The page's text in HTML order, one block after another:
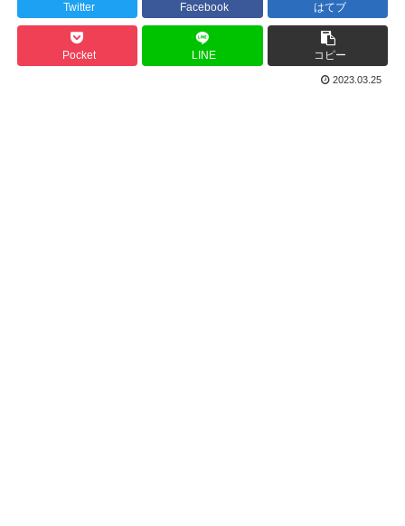
Twitter Facebook はてブ
Pocket LINE コピー
2023.03.25